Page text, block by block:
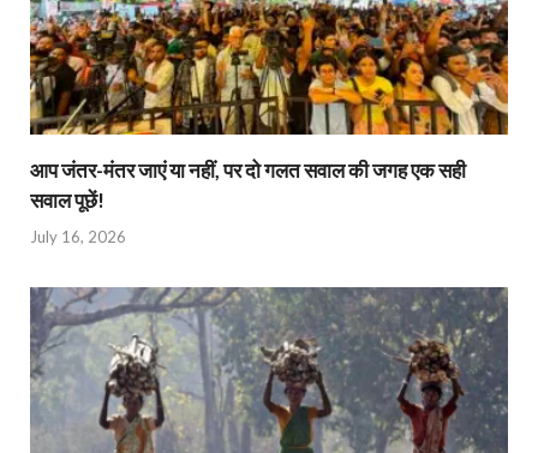
आप जंतर-मंतर जाएं या नहीं, पर दो गलत सवाल की जगह एक सही
सवाल पूछें!
July 16, 2026